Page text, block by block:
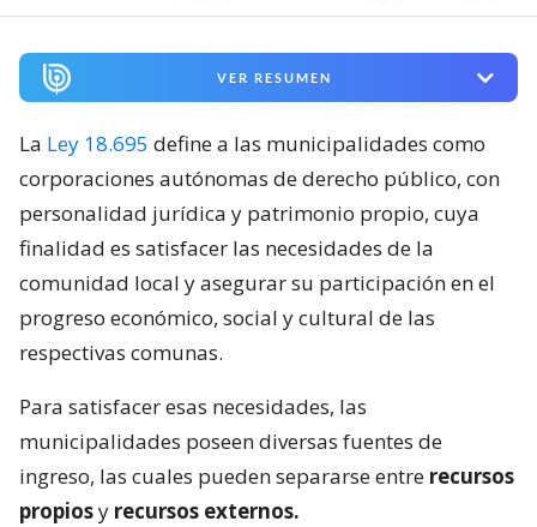
VER RESUMEN
La Ley 18.695 define a las municipalidades como
corporaciones autónomas de derecho público, con
personalidad jurídica y patrimonio propio, cuya
finalidad es satisfacer las necesidades de la
comunidad local y asegurar su participación en el
progreso económico, social y cultural de las
respectivas comunas.
Para satisfacer esas necesidades, las
municipalidades poseen diversas fuentes de
ingreso, las cuales pueden separarse entre recursos
propiosy recursos externos.